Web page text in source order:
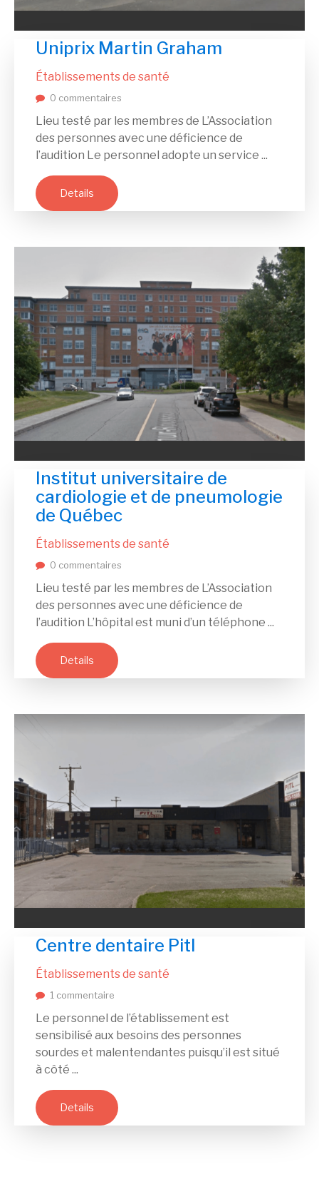
Uniprix Martin Graham
Établissements de santé
0 commentaires
Lieu testé par les membres de L’Association
des personnes avec une déficience de
l’audition Le personnel adopte un service ...
Details
Institut universitaire de
cardiologie et de pneumologie
de Québec
Établissements de santé
0 commentaires
Lieu testé par les membres de L’Association
des personnes avec une déficience de
l’audition L’hôpital est muni d’un téléphone ...
Details
Centre dentaire Pitl
Établissements de santé
1 commentaire
Le personnel de l’établissement est
sensibilisé aux besoins des personnes
sourdes et malentendantes puisqu’il est situé
à côté ...
Details